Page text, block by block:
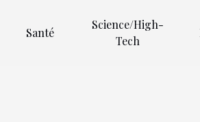
Santé
Science/High-
Tech